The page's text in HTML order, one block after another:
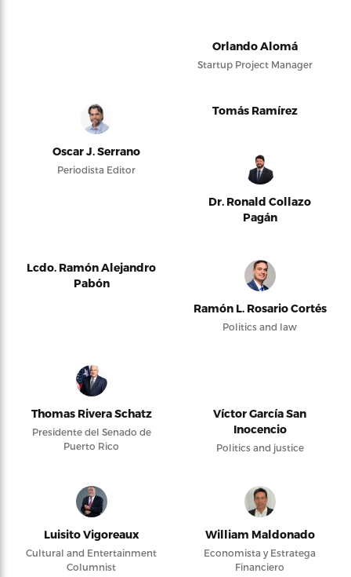
Orlando Alomá
Startup Project Manager
Oscar J. Serrano
Periodista Editor
Tomás Ramírez
Dr. Ronald Collazo
Pagán
Lcdo. Ramón Alejandro
Pabón
Ramón L. Rosario Cortés
Politics and law
Thomas Rivera Schatz
Presidente del Senado de
Puerto Rico
Víctor García San
Inocencio
Politics and justice
Luisito Vigoreaux
Cultural and Entertainment
Columnist
William Maldonado
Economista y Estratega
Financiero